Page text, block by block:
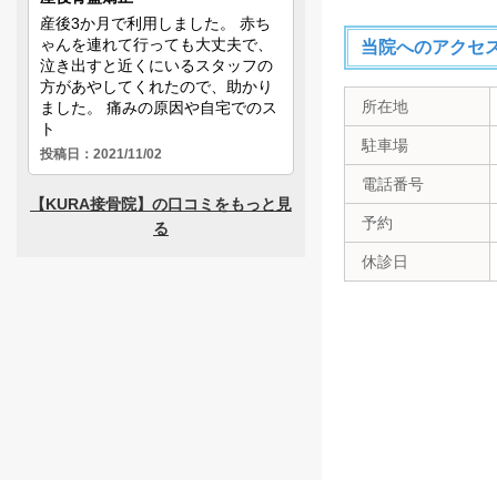
当院へのアクセ
所在地
駐車場
電話番号
予約
休診日